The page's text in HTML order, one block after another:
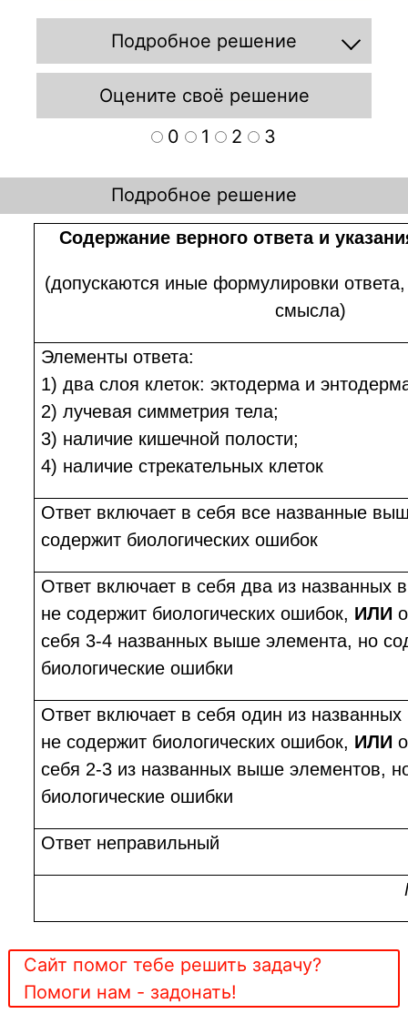
Подробное решение
Оцените своё решение
0
1 2 3
Подробное решение
Содержание верного ответа и
(допускаются иные формулировки
смысла)
Элементы ответа:
1) два слоя клеток: эктодерма и
2) лучевая симметрия тела;
3) наличие кишечной полости;
4) наличие стрекательных клеток
Ответ включает в себя все названные
содержит биологических ошибок
Ответ включает в себя два из названных
не содержит биологических ошибок, ИЛИ
себя 3-4 названных выше элемента, но
биологические ошибки
Ответ включает в себя один из
не содержит биологических ошибок, ИЛИ
себя 2-3 из названных выше элементов,
биологические ошибки
Ответ неправильный
Сайт помог тебе решить задачу?
Помоги нам - задонать!